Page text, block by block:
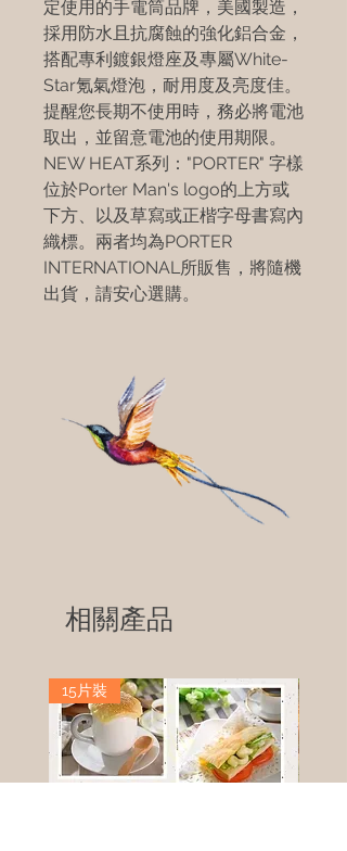
定使用的手電筒品牌，美國製造，
採用防水且抗腐蝕的強化鋁合金，
搭配專利鍍銀燈座及專屬White-
Star氪氣燈泡，耐用度及亮度佳。
提醒您長期不使用時，務必將電池
取出，並留意電池的使用期限。
NEW HEAT系列："PORTER" 字樣
位於Porter Man's logo的上方或
下方、以及草寫或正楷字母書寫內
織標。兩者均為PORTER
INTERNATIONAL所販售，將隨機
出貨，請安心選購。
相關產品
15片裝